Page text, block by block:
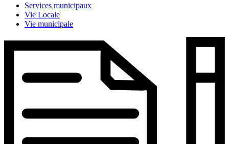
Services municipaux
Vie Locale
Vie municipale